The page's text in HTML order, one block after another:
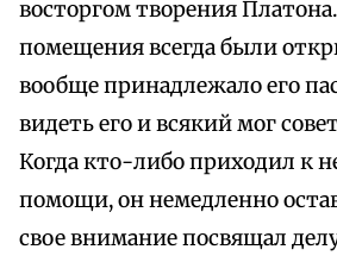
восторгом творения
помещения всегда были
вообще принадлежало его
видеть его и всякий мог
Когда кто-либо приходил к
помощи, он немедленно
свое внимание посвящал